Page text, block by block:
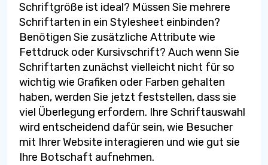
Schriftgröße ist ideal? Müssen Sie mehrere
Schriftarten in ein Stylesheet einbinden?
Benötigen Sie zusätzliche Attribute wie
Fettdruck oder Kursivschrift? Auch wenn Sie
Schriftarten zunächst vielleicht nicht für so
wichtig wie Grafiken oder Farben gehalten
haben, werden Sie jetzt feststellen, dass sie
viel Überlegung erfordern. Ihre Schriftauswahl
wird entscheidend dafür sein, wie Besucher
mit Ihrer Website interagieren und wie gut sie
Ihre Botschaft aufnehmen.